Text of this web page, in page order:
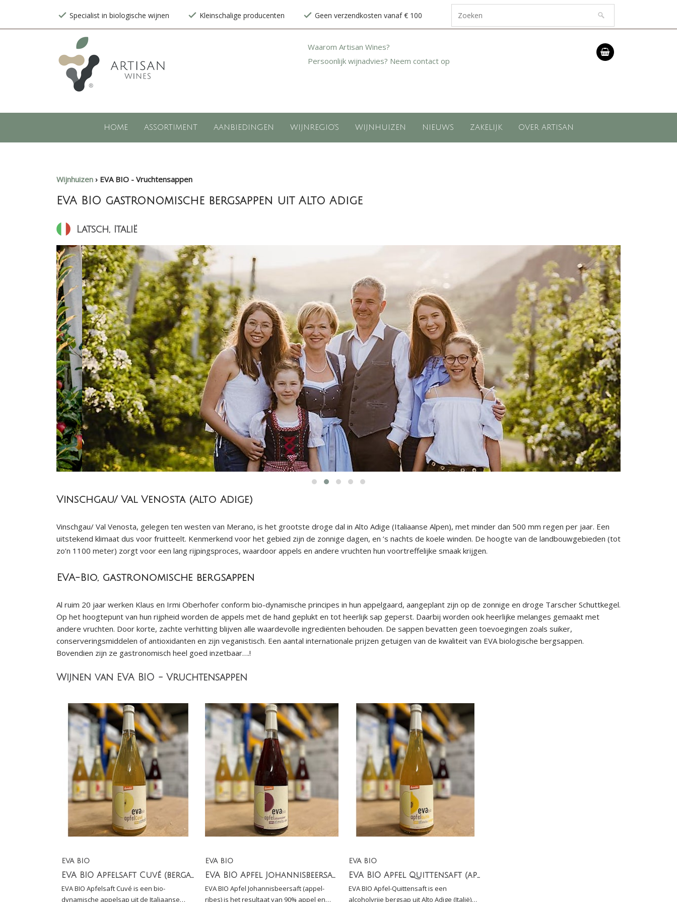
Specialist in biologische wijnen Kleinschalige producenten Geen verzendkosten vanaf € 100
Waarom Artisan Wines?
Persoonlijk wijnadvies? Neem contact op
HOME ASSORTIMENT AANBIEDINGEN WIJNREGIO'S WIJNHUIZEN NIEUWS ZAKELIJK OVER ARTISAN
Wijnhuizen › EVA BIO - Vruchtensappen
EVA BIO gastronomische bergsappen uit Alto Adige
Latsch, Italië
Vinschgau/ Val Venosta (Alto Adige)
Vinschgau/ Val Venosta, gelegen ten westen van Merano, is het grootste droge dal in Alto Adige (Italiaanse Alpen), met minder dan 500 mm regen per jaar. Een
uitstekend klimaat dus voor fruitteelt. Kenmerkend voor het gebied zijn de zonnige dagen, en ’s nachts de koele winden. De hoogte van de landbouwgebieden (tot
zo’n 1100 meter) zorgt voor een lang rijpingsproces, waardoor appels en andere vruchten hun voortreffelijke smaak krijgen.
EVA-Bio, gastronomische bergsappen
Al ruim 20 jaar werken Klaus en Irmi Oberhofer conform bio-dynamische principes in hun appelgaard, aangeplant zijn op de zonnige en droge Tarscher Schuttkegel.
Op het hoogtepunt van hun rijpheid worden de appels met de hand geplukt en tot heerlijk sap geperst. Daarbij worden ook heerlijke melanges gemaakt met
andere vruchten. Door korte, zachte verhitting blijven alle waardevolle ingrediënten behouden. De sappen bevatten geen toevoegingen zoals suiker,
conserveringsmiddelen of antioxidanten en zijn veganistisch. Een aantal internationale prijzen getuigen van de kwaliteit van EVA biologische bergsappen.
Bovendien zijn ze gastronomisch heel goed inzetbaar….!
Wijnen van EVA BIO - Vruchtensappen
EVA BIO
EVA BIO Apfelsaft Cuvé (bergappelsap)
EVA BIO Apfelsaft Cuvé is een bio-
dynamische appelsap uit de Italiaanse
EVA BIO
EVA BIO Apfel Johannisbeersaft (appel-ribes)
EVA BIO Apfel Johannisbeersaft (appel-
ribes) is het resultaat van 90% appel en
EVA BIO
EVA BIO Apfel Quittensaft (appel-kweepeer)
EVA BIO Apfel-Quittensaft is een
alcoholvrije bergsap uit Alto Adige (Italië)